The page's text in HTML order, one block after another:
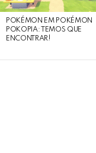
POKÉMON EM POKÉMON
POKOPIA: TEMOS QUE
ENCONTRAR!